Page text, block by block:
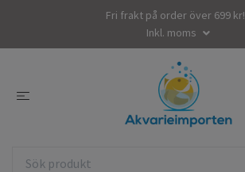
Fri frakt på order över 699 kr!
Inkl. moms